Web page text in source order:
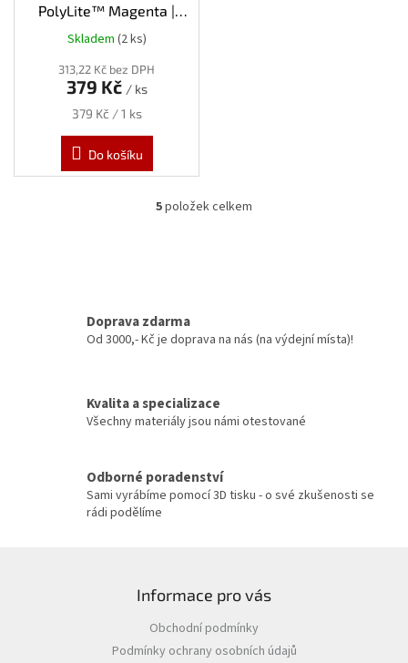
PolyLite™ Magenta |
1.75mm | 1kg
Skladem (2 ks)
313,22 Kč bez DPH
379 Kč / ks
Měrná
379 Kč / 1 ks
Do košíku
O
í
k
y
p
i
5položek celkem
Doprava zdarma
Od 3000,- Kč je doprava na nás (na výdejní místa)!
Kvalita a specializace
Všechny materiály jsou námi otestované
Odborné poradenství
Sami vyrábíme pomocí 3D tisku - o své zkušenosti se
rádi podělíme
Informace pro vás
Obchodní podmínky
Podmínky ochrany osobních údajů